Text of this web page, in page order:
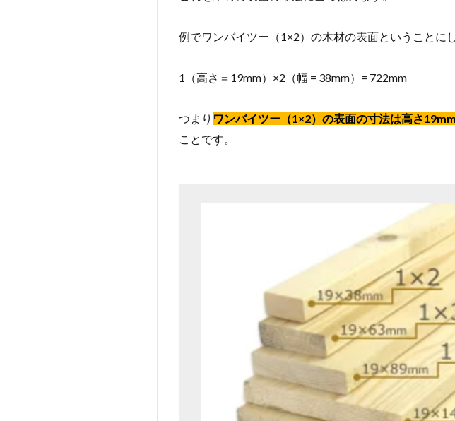
例でワンバイツー（1×2）の木材の表面ということにし
1（高さ＝19mm）×2（幅 = 38mm）= 722mm
つまり ワンバイツー（1×2）の表面の寸法は高さ
ことです。